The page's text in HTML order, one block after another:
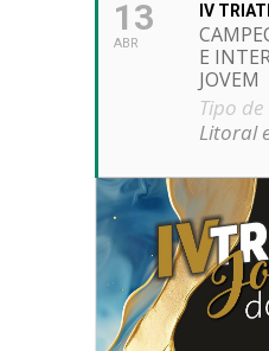
13
ABR
IV
E
JOVEM
Tipo
Litoral